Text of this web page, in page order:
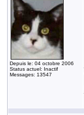
Depuis le: 04 octobre 2006
Status actuel: Inactif
Messages: 13547